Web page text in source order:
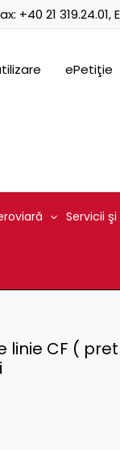
+40 21 319.24.01,
ePetiţie
Servicii
linie CF (